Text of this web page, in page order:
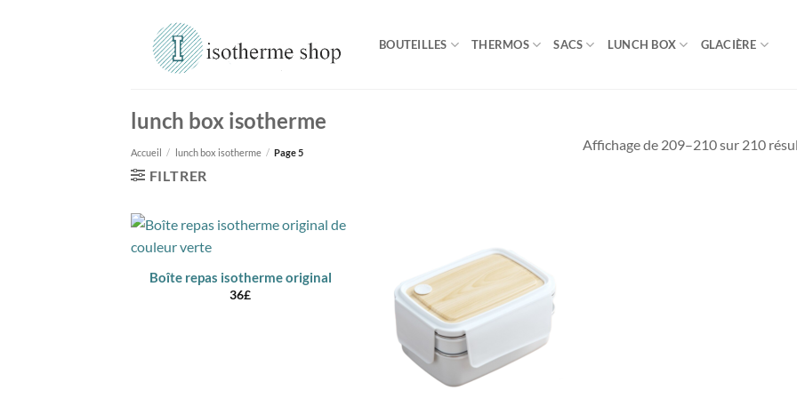
BOUTEILLES THERMOS SACS LUNCH BOX GLACIÈRE
lunch box isotherme
Accueil / lunch box isotherme / Page 5
FILTRER
Affichage de 209–210 sur 210
Boîte repas isotherme original
36£